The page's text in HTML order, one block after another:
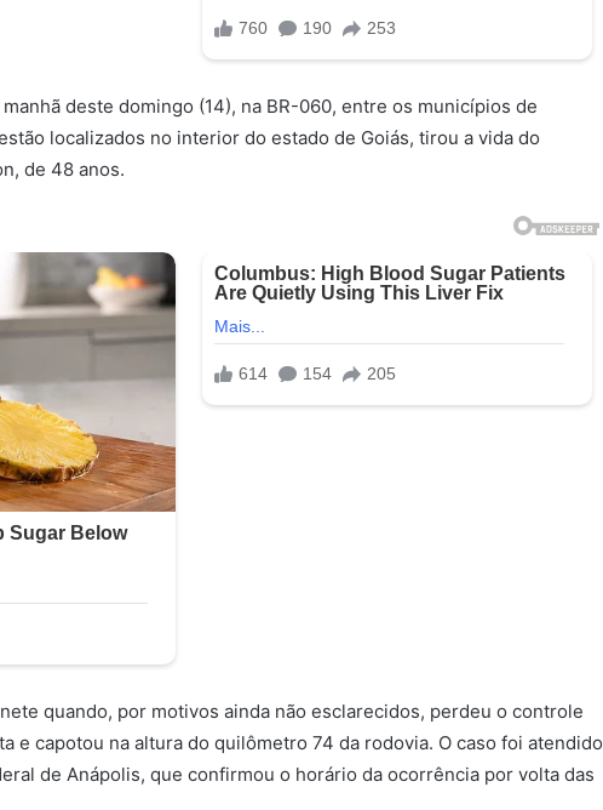
deste domingo (14), na BR-060, entre os municípios de
localizados no interior do estado de Goiás, tirou a vida do
de 48 anos.
quando, por motivos ainda não esclarecidos, perdeu o controle
e capotou na altura do quilômetro 74 da rodovia. O caso foi atendido
de Anápolis, que confirmou o horário da ocorrência por volta das